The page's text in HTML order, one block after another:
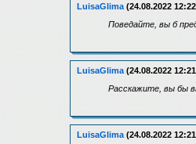
LuisaGlima (24.08.2022
Поведайте, вы б
LuisaGlima (24.08.2022
Расскажите, вы бы
LuisaGlima (24.08.2022